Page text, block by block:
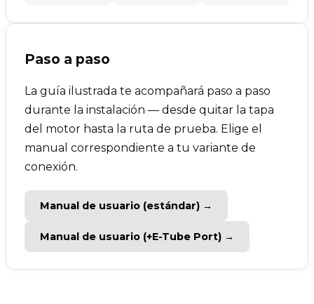
Paso a paso
La guía ilustrada te acompañará paso a paso
durante la instalación — desde quitar la tapa
del motor hasta la ruta de prueba. Elige el
manual correspondiente a tu variante de
conexión.
Manual de usuario (estándar) →
Manual de usuario (+E-Tube Port) →